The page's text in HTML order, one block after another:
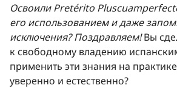
Освоили Pretérito
его использованием и даже
исключения? Поздравляем!Вы
к свободному владению
применить эти знания на
уверенно и естественно?